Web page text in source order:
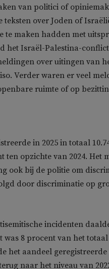
van politici of
teksten over Joden of
te maken hadden met
het Israël-Palestina-
over uitingen van
Verder waren er veel
ruimte of op
in 2025 in totaal
ten opzichte van 2024. Het
ook bij de politie om
door discriminatie op
incidenten
was 8 procent van het
het aandeel
naar het niveau van